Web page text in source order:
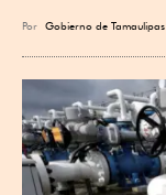
Por Gobierno de Tamaulipas